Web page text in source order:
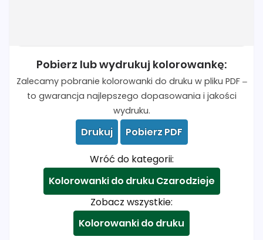
Pobierz lub wydrukuj kolorowankę:
Zalecamy pobranie kolorowanki do druku w pliku PDF –
to gwarancja najlepszego dopasowania i jakości
wydruku.
Drukuj
Pobierz PDF
Wróć do kategorii:
Kolorowanki do druku Czarodzieje
Zobacz wszystkie:
Kolorowanki do druku